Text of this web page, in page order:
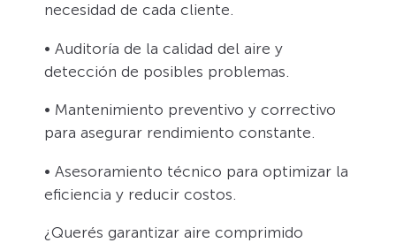
necesidad de cada cliente.
• Auditoría de la calidad del aire y
detección de posibles problemas.
• Mantenimiento preventivo y correctivo
para asegurar rendimiento constante.
• Asesoramiento técnico para optimizar la
eficiencia y reducir costos.
¿Querés garantizar aire comprimido